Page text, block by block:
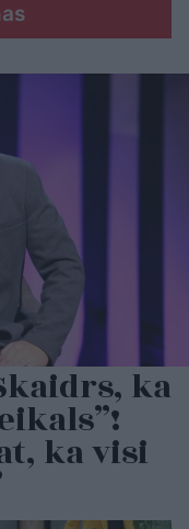
ka
ka visi